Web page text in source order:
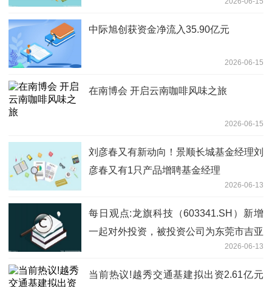
中际旭创获资金净流入35.90亿元
2026-06-15
在南博会 开启云南咖啡风味之旅
2026-06-15
刘彦春又有新动向！景顺长城基金经理刘
彦春又有1只产品增聘基金经理
2026-06-13
每日观点:龙旗科技（603341.SH）新增
一起对外投资，被投资公司为东莞市吉亚
2026-06-13
当前热议!越秀交通基建拟出资2.61亿元